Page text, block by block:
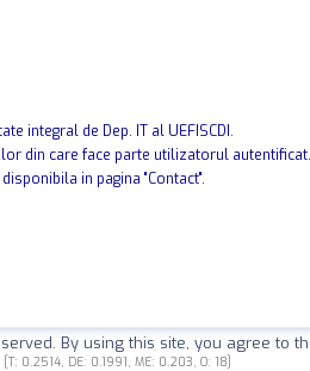
integral de Dep. IT al UEFISCDI.
din care face parte utilizatorul autentificat.
in pagina "Contact".
By using this site, you agree to
[T: 0.2514, DE: 0.1991, ME: 0.203, O: 18]